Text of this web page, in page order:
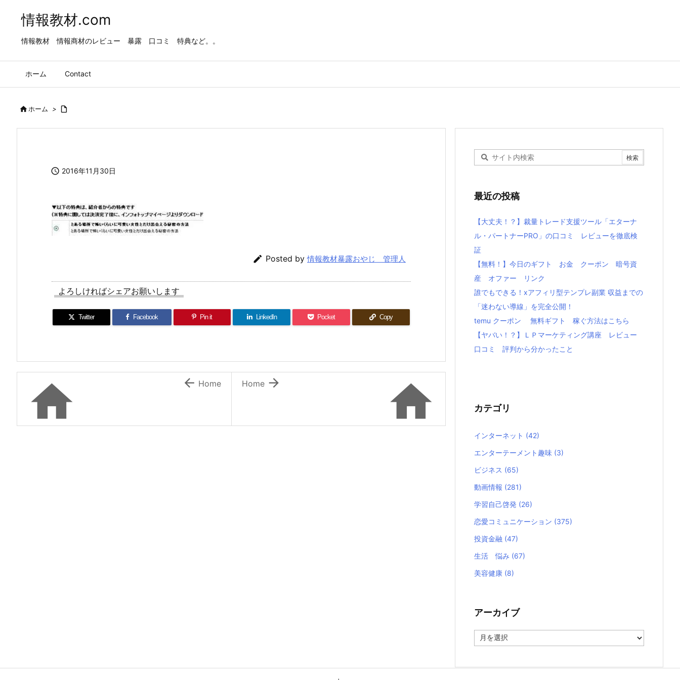
情報教材.com
情報教材 情報商材のレビュー 暴露 口コミ 特典など。。
ホーム Contact
ホーム > 
 2016年11月30日
 Posted by情報教材暴露おやじ 管理人
よろしければシェアお願いします
Twitter Facebook Pin it LinkedIn Pocket Copy


Home
  Home
最近の投稿
【大丈夫！？】裁量トレード支援ツール「エターナ
ル・パートナーPRO」の口コミ レビューを徹底検
証
【無料！】今日のギフト お金 クーポン 暗号資
産 オファー リンク
誰でもできる！xアフィリ型テンプレ副業 収益までの
「迷わない導線」を完全公開！
temu クーポン 無料ギフト 稼ぐ方法はこちら
【ヤバい！？】ＬＰマーケティング講座 レビュー
口コミ 評判から分かったこと
カテゴリ
インターネット (42)
エンターテーメント趣味 (3)
ビジネス (65)
動画情報 (281)
学習自己啓発 (26)
恋愛コミュニケーション (375)
投資金融 (47)
生活 悩み (67)
美容健康 (8)
アーカイブ
ー